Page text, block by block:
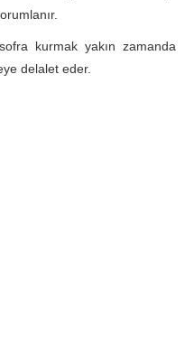
kurmak yakın zamanda
delalet eder.